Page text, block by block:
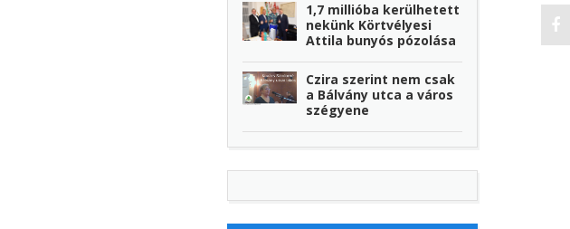
1,7 millióba kerülhetett
nekünk Körtvélyesi
Attila bunyós pózolása
Czira szerint nem csak
a Bálvány utca a város
szégyene